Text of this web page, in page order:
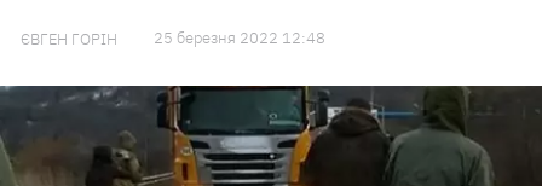
ЄВГЕН ГОРІН 25 березня 2022 12:48